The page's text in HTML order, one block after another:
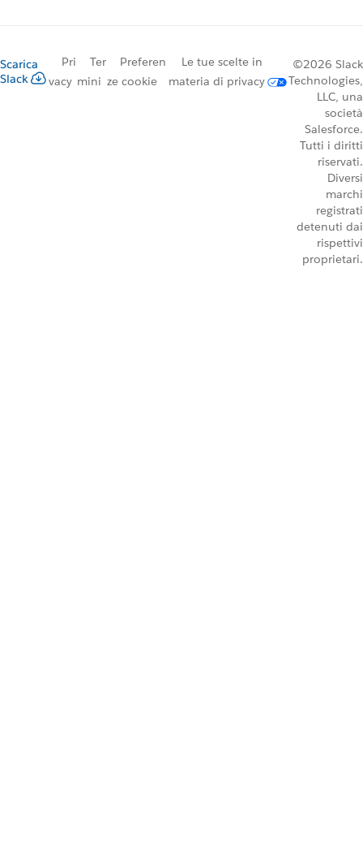
Scarica
Slack
Pri
vacy
Ter
mini
Preferen
ze cookie
Le tue scelte in
materia di privacy
©2026 Slack
Technologies,
LLC, una
società
Salesforce.
Tutti i diritti
riservati.
Diversi
marchi
registrati
detenuti dai
rispettivi
proprietari.